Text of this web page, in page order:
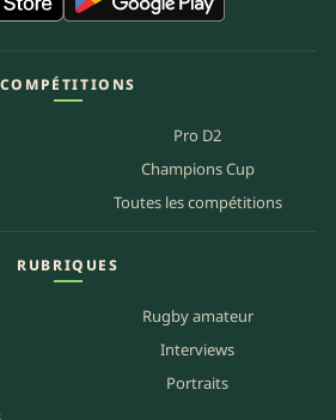
COMPÉTITIONS
Pro D2
Champions Cup
Toutes les compétitions
RUBRIQUES
Rugby amateur
Interviews
Portraits